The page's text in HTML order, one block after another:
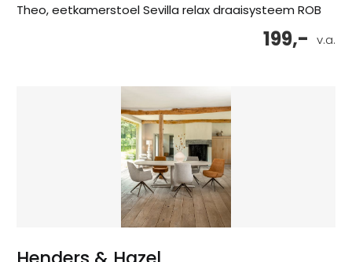
Theo, eetkamerstoel Sevilla relax draaisysteem ROB
v.a.
199,-